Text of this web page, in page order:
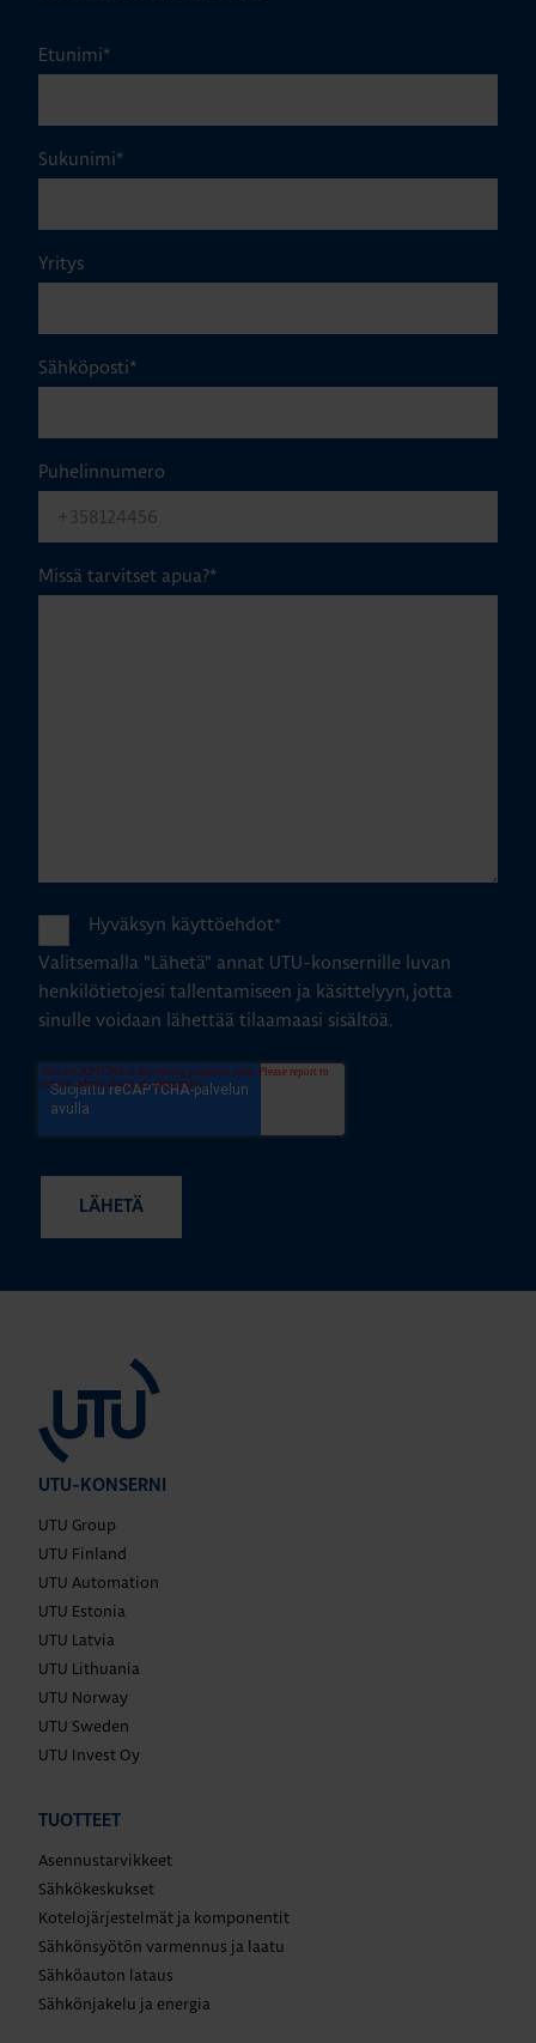
Etunimi*
Sukunimi*
Yritys
Sähköposti*
Puhelinnumero
Missä tarvitset apua?*
Hyväksyn käyttöehdot*
Valitsemalla "Lähetä" annat UTU-konsernille luvan
henkilötietojesi tallentamiseen ja käsittelyyn, jotta
sinulle voidaan lähettää tilaamaasi sisältöä.
UTU-KONSERNI
UTU Group
UTU Finland
UTU Automation
UTU Estonia
UTU Latvia
UTU Lithuania
UTU Norway
UTU Sweden
UTU Invest Oy
TUOTTEET
Asennustarvikkeet
Sähkökeskukset
Kotelojärjestelmät ja komponentit
Sähkönsyötön varmennus ja laatu
Sähköauton lataus
Sähkönjakelu ja energia